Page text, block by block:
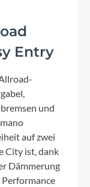
Entry
und
auf zwei
City ist, dank
Dämmerung